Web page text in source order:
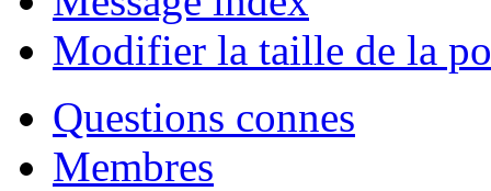
Modifier la taille de la
Questions connes
Membres